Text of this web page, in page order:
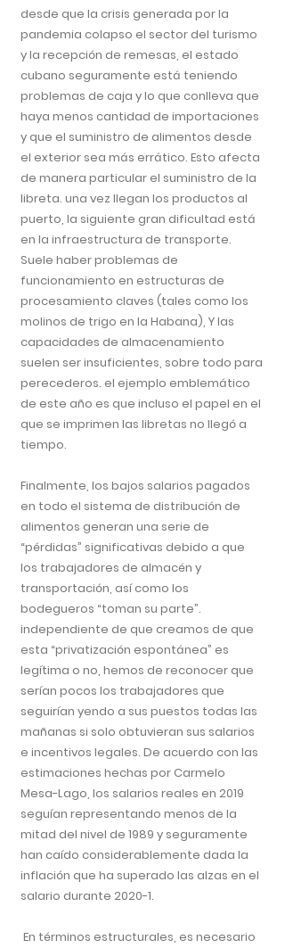
desde que la crisis generada por la
pandemia colapso el sector del turismo
y la recepción de remesas, el estado
cubano seguramente está teniendo
problemas de caja y lo que conlleva que
haya menos cantidad de importaciones
y que el suministro de alimentos desde
el exterior sea más errático. Esto afecta
de manera particular el suministro de la
libreta. una vez llegan los productos al
puerto, la siguiente gran dificultad está
en la infraestructura de transporte.
Suele haber problemas de
funcionamiento en estructuras de
procesamiento claves (tales como los
molinos de trigo en la Habana), Y las
capacidades de almacenamiento
suelen ser insuficientes, sobre todo para
perecederos. el ejemplo emblemático
de este año es que incluso el papel en el
que se imprimen las libretas no llegó a
tiempo.
Finalmente, los bajos salarios pagados
en todo el sistema de distribución de
alimentos generan una serie de
“pérdidas” significativas debido a que
los trabajadores de almacén y
transportación, así como los
bodegueros “toman su parte”.
independiente de que creamos de que
esta “privatización espontánea” es
legítima o no, hemos de reconocer que
serían pocos los trabajadores que
seguirían yendo a sus puestos todas las
mañanas si solo obtuvieran sus salarios
e incentivos legales. De acuerdo con las
estimaciones hechas por Carmelo
Mesa-Lago, los salarios reales en 2019
seguían representando menos de la
mitad del nivel de 1989 y seguramente
han caído considerablemente dada la
inflación que ha superado las alzas en el
salario durante 2020-1.
En términos estructurales, es necesario